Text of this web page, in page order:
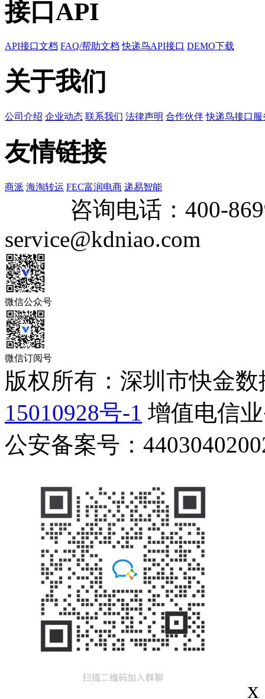
接口API
API接口文档 FAQ/帮助文档 快递鸟API接口 DEMO下载
关于我们
公司介绍 企业动态 联系我们 法律声明 合作伙伴 快递鸟接口服
友情链接
商派 海淘转运 FEC富润电商 递易智能
咨询电话： 400-
service@kdniao.com
微信公众号
微信订阅号
版权所有：深圳市快金
15010928号-1 增值电信
公安备案号：
x